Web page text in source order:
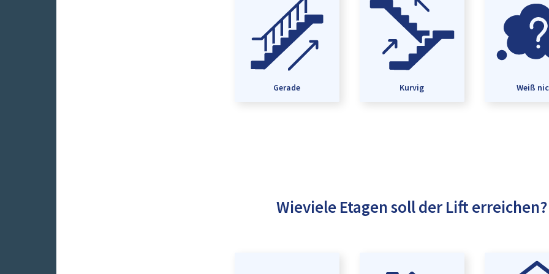
Gerade Kurvig Weiß
Wieviele Etagen soll der Lift erreichen?